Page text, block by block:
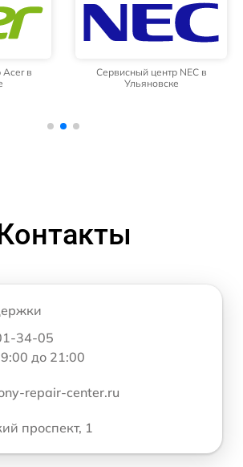
Acer в
Сервисный центр NEC в
Ульяновске
34-05
до 21:00
repair-center.ru
проспект, 1